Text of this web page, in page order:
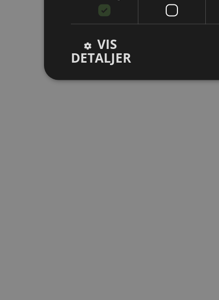
VIS
DETALJER